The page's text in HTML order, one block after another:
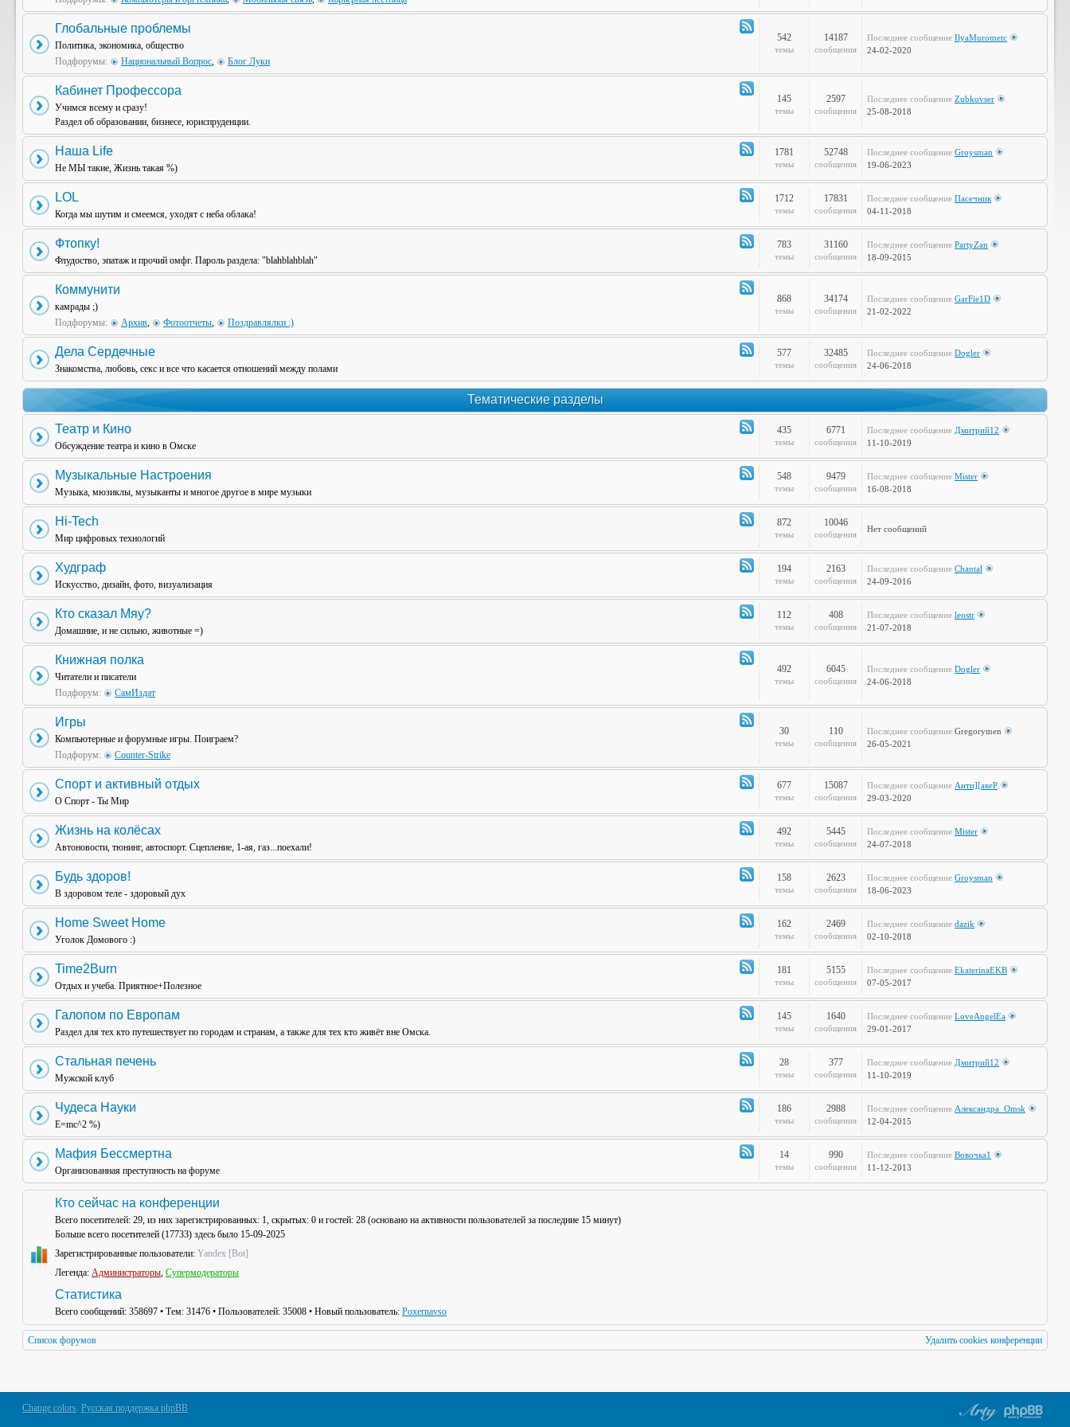
Канал
Глобальные проблемы
Политика, экономика, общество
Подфорумы:
Национальный Вопрос, Блог Луки
542
темы
14187
сообщения
Последнее сообщение IlyaMurometc
24-02-2020
Кабинет
Профессора
Кабинет Профессора
Учимся всему и сразу!
Раздел об образовании, бизнесе, юриспруденции.
145
темы
2597
сообщения
Последнее сообщение Zubkovser
25-08-2018
Канал
-
Наша Life
Не МЫ такие, Жизнь такая %)
1781
темы
52748
сообщения
Последнее сообщение Groysman
19-06-2023
Канал
-
LOL
Когда мы шутим и смеемся, уходят с неба облака!
1712
темы
17831
сообщения
Последнее сообщение Пасечник
04-11-2018
Канал
-
Фтопку!
Флудоство, эпатаж и прочий омфг. Пароль раздела: "blahblahblah"
783
темы
31160
сообщения
Последнее сообщение PartyZan
18-09-2015
Канал
Коммунити
камрады ;)
Подфорумы:
Архив, Фотоотчеты, Поздравлялки :)
868
темы
34174
сообщения
Последнее сообщение GarFie1D
21-02-2022
Канал
-
Дела Сердечные
Знакомства, любовь, секс и все что касается отношений между полами
577
темы
32485
сообщения
Последнее сообщение Dogler
24-06-2018
Тематические разделы
Канал
-
Театр и Кино
Обсуждение театра и кино в Омске
435
темы
6771
сообщения
Последнее сообщение Дмитрий12
11-10-2019
Канал
-
Музыкальные
Музыкальные Настроения
Музыка, мюзиклы, музыканты и многое другое в мире музыки
548
темы
9479
сообщения
Последнее сообщение Mister
16-08-2018
Канал
-
Hi-Tech
Мир цифровых технологий
872
темы
10046
сообщения
Нет сообщений
Канал
-
Худграф
Худграф
Искусство, дизайн, фото, визуализация
194
темы
2163
сообщения
Последнее сообщение Chantal
24-09-2016
Канал
-
сказал
Мяу?
Кто сказал Мяу?
Домашние, и не сильно, животные =)
112
темы
408
сообщения
Последнее сообщение leostr
21-07-2018
Канал
Книжная полка
Читатели и писатели
Подфорум:
СамИздат
492
темы
6045
сообщения
Последнее сообщение Dogler
24-06-2018
Игры
Компьютерные и форумные игры. Поиграем?
Подфорум:
Counter-Strike
30
темы
110
сообщения
Последнее сообщение Gregorymen
26-05-2021
Канал
-
Спорт и активный отдых
О Спорт - Ты Мир
677
темы
15087
сообщения
Последнее сообщение Анти][акеР
29-03-2020
Канал
-
Жизнь
Жизнь на колёсах
Автоновости, тюнинг, автоспорт. Сцепление, 1-ая, газ...поехали!
492
темы
5445
сообщения
Последнее сообщение Mister
24-07-2018
Канал
-
Будь здоров!
В здоровом теле - здоровый дух
158
темы
2623
сообщения
Последнее сообщение Groysman
18-06-2023
Канал
-
Home Sweet Home
Уголок Домового :)
162
темы
2469
сообщения
Последнее сообщение dazik
02-10-2018
Канал
-
Time2Burn
Time2Burn
Отдых и учеба. Приятное+Полезное
181
темы
5155
сообщения
Последнее сообщение EkaterinaEKB
07-05-2017
Канал
-
Галопом
Галопом по Европам
Раздел для тех кто путешествует по городам и странам, а также для тех кто живёт вне Омска.
145
темы
1640
сообщения
Последнее сообщение LoveAngelEa
29-01-2017
Канал
-
Стальная
Стальная печень
Мужской клуб
28
темы
377
сообщения
Последнее сообщение Дмитрий12
11-10-2019
Канал
-
Чудеса Науки
E=mc^2 %)
186
темы
2988
сообщения
Последнее сообщение Александра_Omsk
12-04-2015
Канал
-
Мафия Бессмертна
Организованная преступность на форуме
14
темы
990
сообщения
Последнее сообщение Вовочка1
11-12-2013
Кто сейчас на конференции
Всего посетителей: 29, из них зарегистрированных: 1, скрытых: 0 и гостей: 28 (основано на активности пользователей за последние 15 минут)
Больше всего посетителей (17733) здесь было 15-09-2025
Зарегистрированные пользователи: Yandex [Bot]
Легенда: Администраторы, Супермодераторы
Статистика
Всего сообщений: 358697 • Тем: 31476 • Пользователей: 35008 • Новый пользователь: Poxernavso
Список форумов Удалить cookies конференции
Change colors. Русская поддержка phpBB